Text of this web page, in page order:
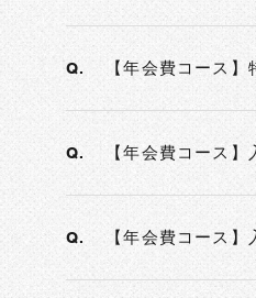
Q. 【年会費コース
Q. 【年会費コース
Q. 【年会費コース】